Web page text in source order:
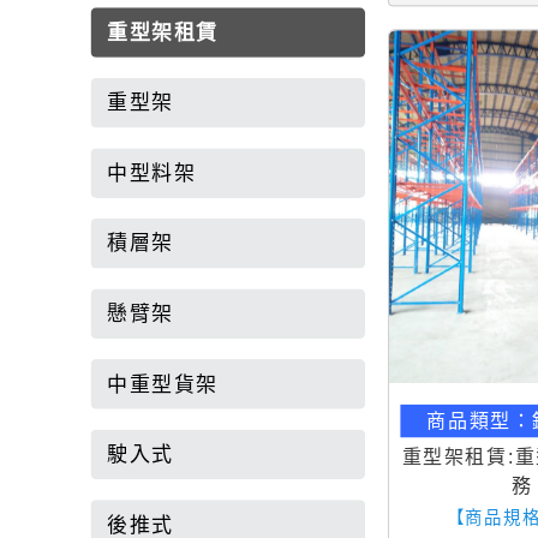
重型架租賃
重型架
中型料架
積層架
懸臂架
中重型貨架
駛入式
後推式
商品類型：
重型架租賃:
務
【商品規